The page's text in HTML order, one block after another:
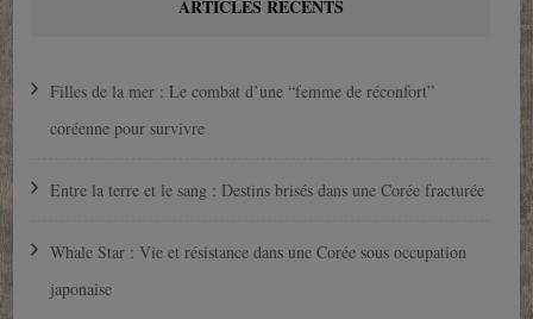
ARTICLES RÉCENTS
Filles de la mer : Le combat d’une “femme de réconfort”
coréenne pour survivre
Entre la terre et le sang : Destins brisés dans une Corée fracturée
Whale Star : Vie et résistance dans une Corée sous occupation
japonaise